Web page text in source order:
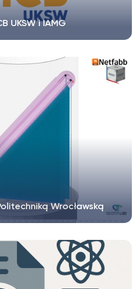
UKSW i IAMG
UKSW, reprezentowane...
Wrocławską
UKSW rozpoczęło...